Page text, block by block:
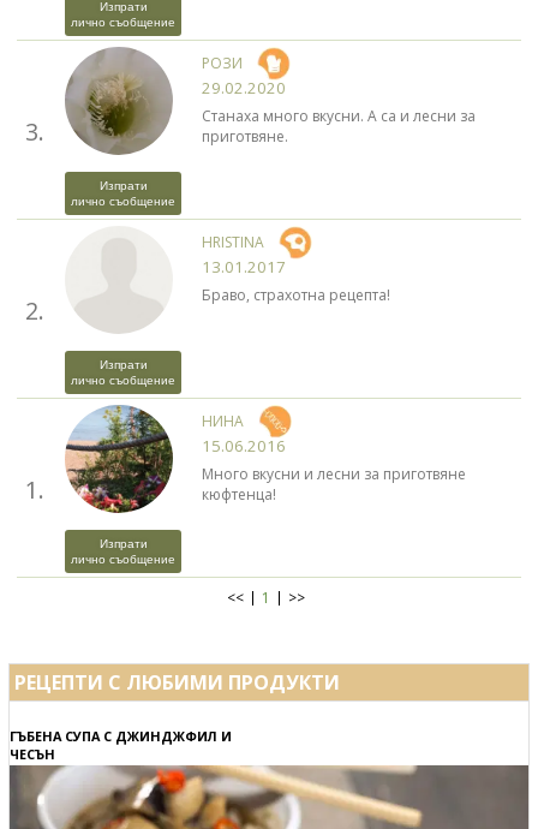
Изпрати
лично съобщение
3.
Изпрати
лично съобщение
РОЗИ
29.02.2020
Станаха много вкусни. А са и лесни за
приготвяне.
2.
Изпрати
лично съобщение
HRISTINA
13.01.2017
Браво, страхотна рецепта!
1.
Изпрати
лично съобщение
НИНА
15.06.2016
Много вкусни и лесни за приготвяне
кюфтенца!
<< 1 >>
РЕЦЕПТИ С ЛЮБИМИ ПРОДУКТИ
ГЪБЕНА СУПА С ДЖИНДЖФИЛ И
ЧЕСЪН